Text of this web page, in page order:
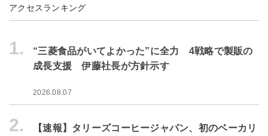
アクセスランキング
1.
“三菱食品がいてよかった”に全力 4戦略で製販の
成長支援 伊藤社長が方針示す
2026.08.07
2.
【速報】タリーズコーヒージャパン、初のベーカリ